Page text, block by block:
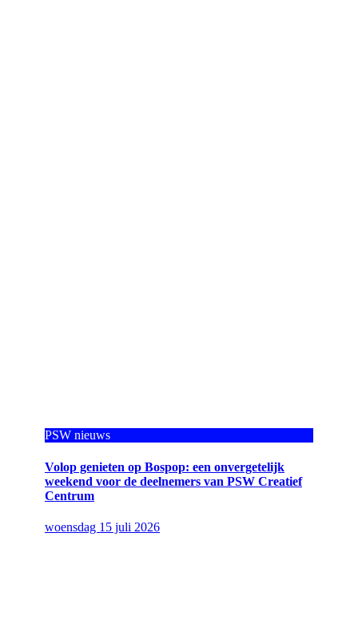
PSW nieuws
Volop genieten op Bospop: een onvergetelijk
weekend voor de deelnemers van PSW Creatief
Centrum
woensdag 15 juli 2026